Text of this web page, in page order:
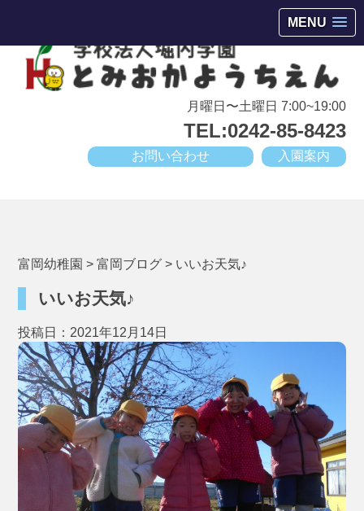
MENU
月曜日〜土曜日 7:00~19:00
TEL:0242-85-8423
入園案内
お問い合わせ
富岡幼稚園 >富岡ブログ > いいお天気♪
いいお天気♪
投稿日：2021年12月14日